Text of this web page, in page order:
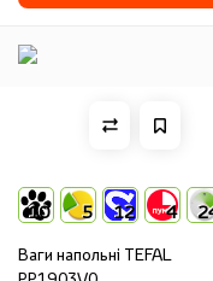
10 5 12 4
Ваги напольні TEFAL